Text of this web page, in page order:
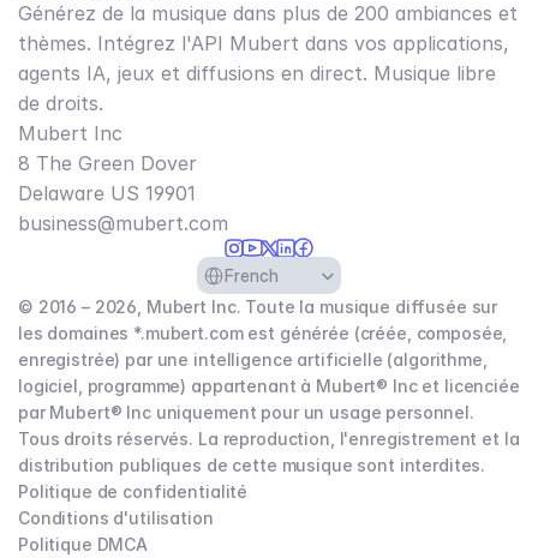
Générez de la musique dans plus de 200 ambiances et
thèmes. Intégrez l'API Mubert dans vos applications,
agents IA, jeux et diffusions en direct. Musique libre
de droits.
Mubert Inc
8 The Green Dover
Delaware US 19901​
business@mubert.com
Select Language
French
© 2016 – 2026, Mubert Inc. Toute la musique diffusée sur
les domaines *.mubert.com est générée (créée, composée,
enregistrée) par une intelligence artificielle (algorithme,
logiciel, programme) appartenant à Mubert® Inc et licenciée
par Mubert® Inc uniquement pour un usage personnel.
Tous droits réservés. La reproduction, l'enregistrement et la
distribution publiques de cette musique sont interdites.
Politique de confidentialité
Conditions d'utilisation
Politique DMCA